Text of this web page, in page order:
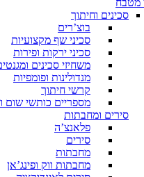
מטבח
סכינים וחיתוך
בוצ’רים
סכיני שף מקצועיות
סכיני ירקות ופירות
משחיזי סכינים
מנדולינות ופומפיות
קרשי חיתוך
מספריים כותשי שום
סירים ומחבתות
פלאנצ’ה
סירים
מחבתות
מחבתות ווק ופינג’אן